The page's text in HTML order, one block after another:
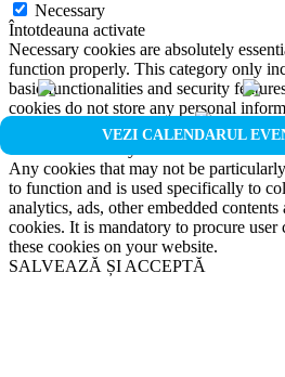
VEZI CALENDARUL
Necessary
Întotdeauna activate
Necessary cookies are absolutely
function properly. This category only
basic functionalities and security
cookies do not store any personal
Non-necessary
Any cookies that may not be
to function and is used specifically to
analytics, ads, other embedded contents
cookies. It is mandatory to procure
these cookies on your website.
SALVEAZĂ ȘI ACCEPTĂ